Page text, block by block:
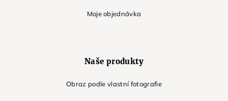
Moje objednávka
Naše produkty
Obraz podle vlastní fotografie